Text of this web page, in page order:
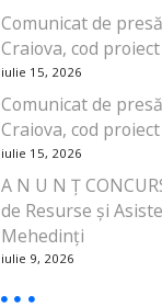
Comunicat de
Craiova, cod
iulie 15, 2026
Comunicat de
Craiova, cod
iulie 15, 2026
A N U N Ț
de Resurse și
Mehedinți
iulie 9, 2026